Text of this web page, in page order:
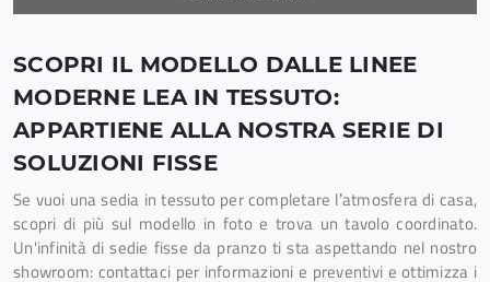
SCOPRI IL MODELLO DALLE LINEE
MODERNE LEA IN TESSUTO:
APPARTIENE ALLA NOSTRA SERIE DI
SOLUZIONI FISSE
Se vuoi una sedia in tessuto per completare l’atmosfera di casa,
scopri di più sul modello in foto e trova un tavolo coordinato.
Un'infinità di sedie fisse da pranzo ti sta aspettando nel nostro
showroom: contattaci per informazioni e preventivi e ottimizza i